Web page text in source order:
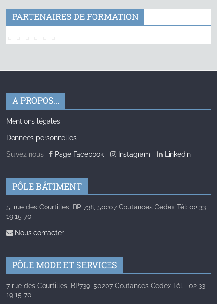
PARTENAIRES DE FORMATION
A PROPOS…
Mentions légales
Données personnelles
Suivez nous : Page Facebook - Instagram - Linkedin
PÔLE BÂTIMENT
5, rue des Courtilles, BP 738, 50207 Coutances Cedex Tél: 02 33
19 15 70
Nous contacter
PÔLE MODE ET SERVICES
7 rue des Courtilles, BP739, 50207 Coutances Cedex Tél. : 02 33
19 15 70